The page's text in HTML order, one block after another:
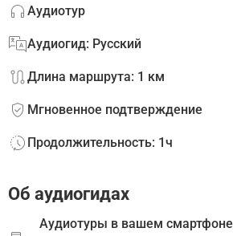
Аудиотур
Аудиогид: Русский
Длина маршрута: 1 км
Мгновенное подтверждение
Продолжительность: 1ч
Об аудиогидах
Аудиотуры в вашем смартфоне